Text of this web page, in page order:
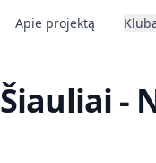
Apie projektą
Šiauliai -